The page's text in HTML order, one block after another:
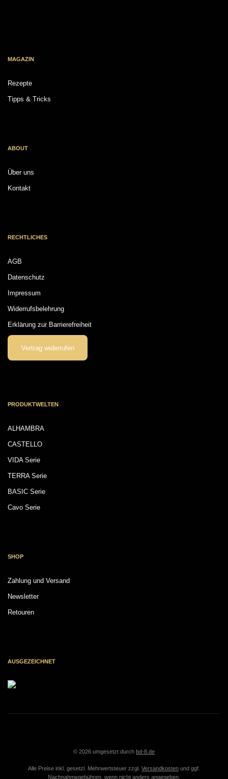
MAGAZIN
Rezepte
Tipps & Tricks
ABOUT
Über uns
Kontakt
RECHTLICHES
AGB
Datenschutz
Impressum
Widerrufsbelehrung
Erklärung zur Barrierefreiheit
Vertrag widerrufen
PRODUKTWELTEN
ALHAMBRA
CASTELLO
VIDA Serie
TERRA Serie
BASIC Serie
Cavo Serie
SHOP
Zahlung und Versand
Newsletter
Retouren
AUSGEZEICHNET
© 2026 umgesetzt durch bd-8.de
Alle Preise inkl. gesetzl. Mehrwertsteuer zzgl. Versandkosten und ggf.
Nachnahmegebühren, wenn nicht anders angegeben.